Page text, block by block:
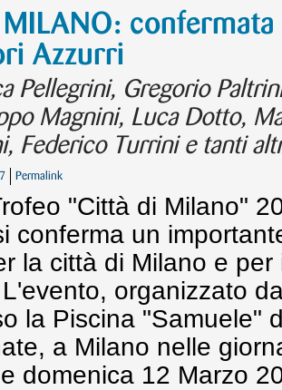
MILANO:
Azzurri
Pellegrini, Gregorio
Magnini, Luca Dotto,
Federico Turrini e tanti
Permalink
"Città di Milano"
conferma un
la città di Milano e
organizzato
la Piscina "Samuele"
a Milano nelle
domenica 12 Marzo